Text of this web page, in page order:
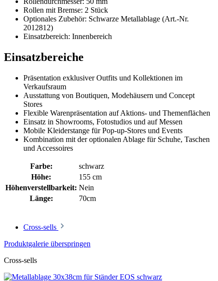
Rollen mit Bremse: 2 Stück
Optionales Zubehör: Schwarze Metallablage (Art.-Nr.
2012812)
Einsatzbereich: Innenbereich
Einsatzbereiche
Präsentation exklusiver Outfits und Kollektionen im
Verkaufsraum
Ausstattung von Boutiquen, Modehäusern und Concept
Stores
Flexible Warenpräsentation auf Aktions- und Themenflächen
Einsatz in Showrooms, Fotostudios und auf Messen
Mobile Kleiderstange für Pop-up-Stores und Events
Kombination mit der optionalen Ablage für Schuhe, Taschen
und Accessoires
Farbe:
schwarz
Höhe:
155 cm
Höhenverstellbarkeit: Nein
Länge:
70cm
Cross-sells
Produktgalerie überspringen
Cross-sells